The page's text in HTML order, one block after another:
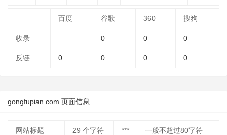
百度 谷歌 360 搜狗
收录 0 0 0
反链 0 0 0 0
gongfupian.com 页面信息
网站标题 29 个字符 *** 一般不超过80字符